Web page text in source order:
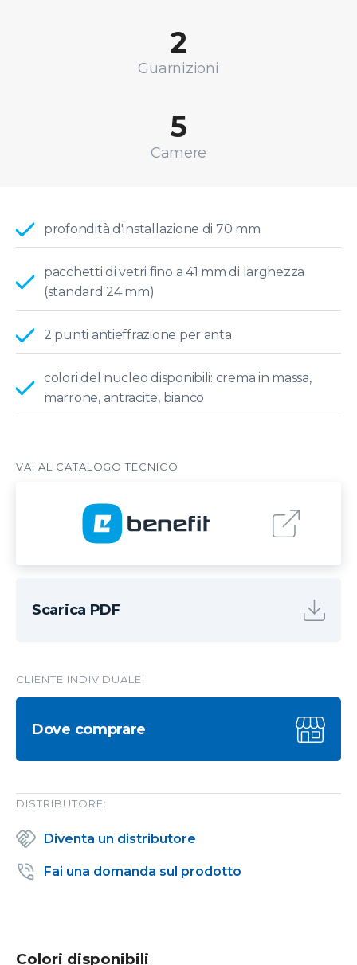
2
Guarnizioni
5
Camere
profondità d'installazione di 70 mm
pacchetti di vetri fino a 41 mm di larghezza
(standard 24 mm)
2 punti antieffrazione per anta
colori del nucleo disponibili: crema in massa,
marrone, antracite, bianco
Scarica PDF
CLIENTE INDIVIDUALE:
Dove comprare
DISTRIBUTORE:
Diventa un distributore
Fai una domanda sul prodotto
Colori disponibili